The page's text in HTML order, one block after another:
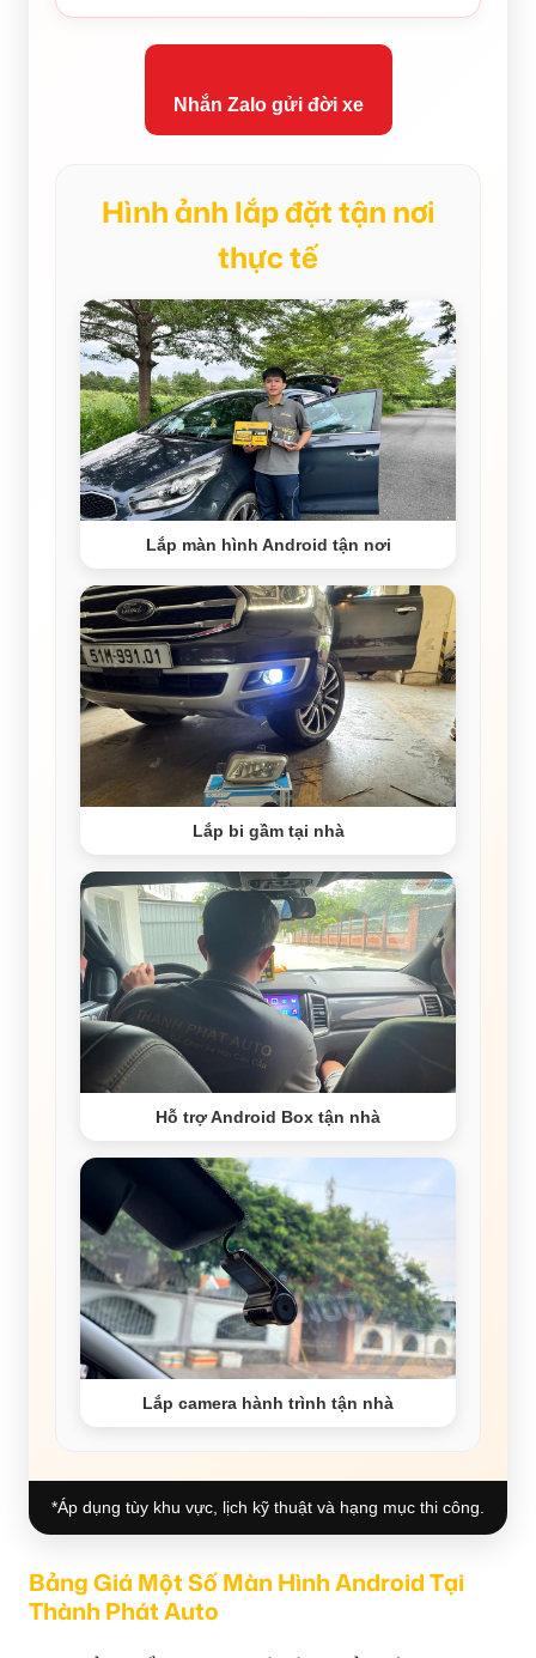
Nhắn Zalo gửi đời xe
Hình ảnh lắp đặt tận nơi
thực tế
Lắp màn hình Android tận nơi
Lắp bi gầm tại nhà
Hỗ trợ Android Box tận nhà
Lắp camera hành trình tận nhà
*Áp dụng tùy khu vực, lịch kỹ thuật và hạng mục thi công.
Bảng Giá Một Số Màn Hình Android Tại
Thành Phát Auto